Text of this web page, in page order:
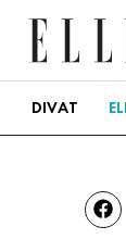
DIVAT